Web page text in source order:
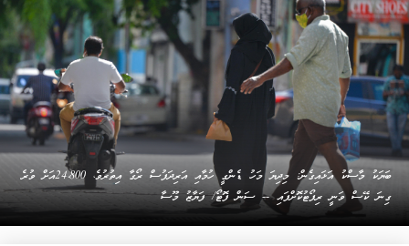
ބަޔަކު މާސްކު އަޅައިގެން: މިދިޔަ މަހު ޑެންގީ ހުމާއި އަރިދަފުސް ރޯގާ އިތުރުވެ، 24،800އަށް ވުރެ
ގިނަ ކޭސް ވަނީ ރިޕޯޓުކޮށްފައި -- ސަން ފޮޓޯ/ ފަޔާޒު މޫސާ